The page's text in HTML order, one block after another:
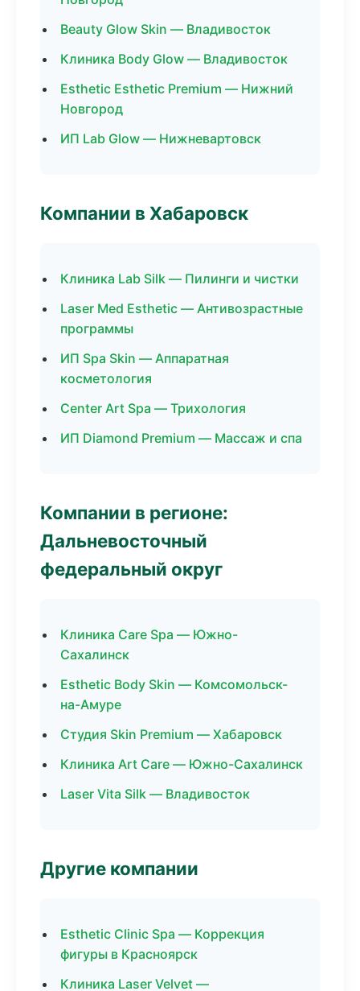
Beauty Glow Skin — Владивосток
Клиника Body Glow — Владивосток
Esthetic Esthetic Premium — Нижний
Новгород
ИП Lab Glow — Нижневартовск
Компании в Хабаровск
Клиника Lab Silk — Пилинги и чистки
Laser Med Esthetic — Антивозрастные
программы
ИП Spa Skin — Аппаратная
косметология
Center Art Spa — Трихология
ИП Diamond Premium — Массаж и спа
Компании в регионе:
Дальневосточный
федеральный округ
Клиника Care Spa — Южно-
Сахалинск
Esthetic Body Skin — Комсомольск-
на-Амуре
Студия Skin Premium — Хабаровск
Клиника Art Care — Южно-Сахалинск
Laser Vita Silk — Владивосток
Другие компании
Esthetic Clinic Spa — Коррекция
фигуры в Красноярск
Клиника Laser Velvet —